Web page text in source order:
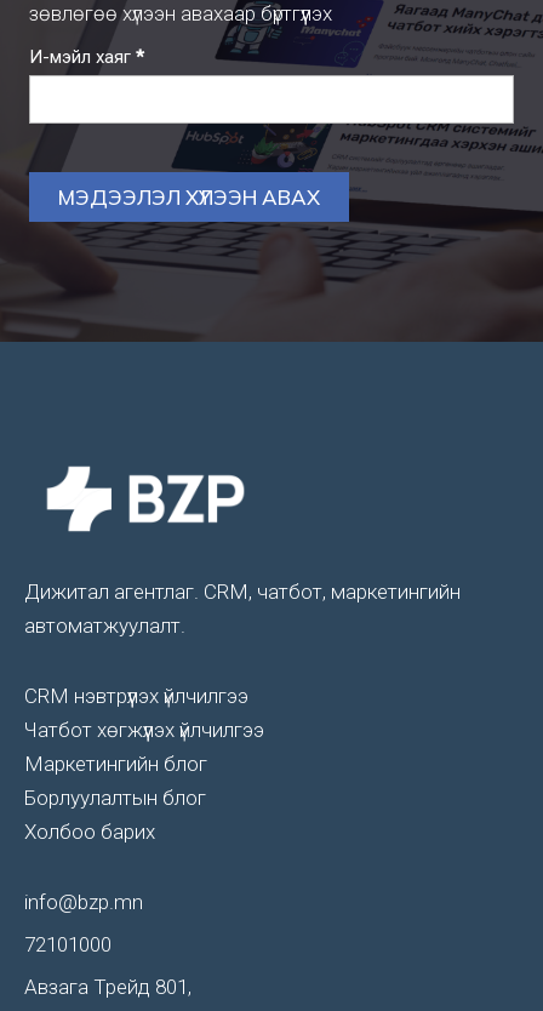
зөвлөгөө хүлээн авахаар бүртгүүлэх
Subscription
И-мэйл хаяг *
МЭДЭЭЛЭЛ ХҮЛЭЭН АВАХ
Дижитал агентлаг. CRM, чатбот, маркетингийн
автоматжуулалт.
CRM нэвтрүүлэх үйлчилгээ
Чатбот хөгжүүлэх үйлчилгээ
Маркетингийн блог
Борлуулалтын блог
Холбоо барих
info@bzp.mn
72101000
Авзага Трейд 801,